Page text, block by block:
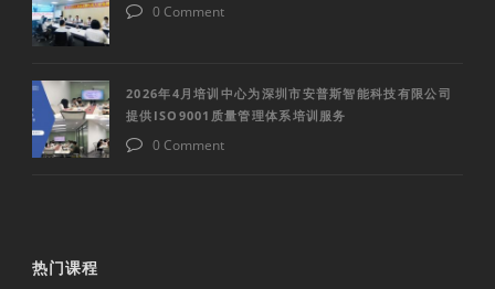
0 Comment
2026年4月培训中心为深圳市安普斯智能科技有限公司
提供ISO9001质量管理体系培训服务
0 Comment
热门课程